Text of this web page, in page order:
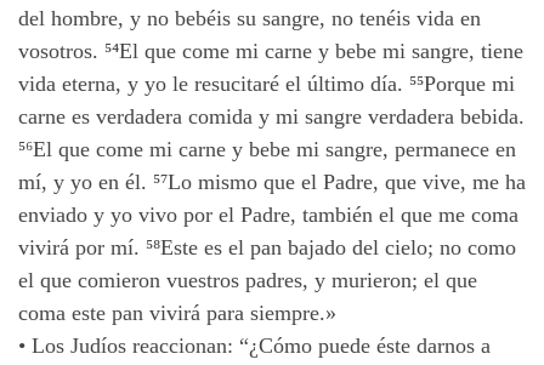
del hombre, y no bebéis su sangre, no tenéis vida en
vosotros. ⁵⁴El que come mi carne y bebe mi sangre, tiene
vida eterna, y yo le resucitaré el último día. ⁵⁵Porque mi
carne es verdadera comida y mi sangre verdadera bebida.
⁵⁶El que come mi carne y bebe mi sangre, permanece en
mí, y yo en él. ⁵⁷Lo mismo que el Padre, que vive, me ha
enviado y yo vivo por el Padre, también el que me coma
vivirá por mí. ⁵⁸Este es el pan bajado del cielo; no como
el que comieron vuestros padres, y murieron; el que
coma este pan vivirá para siempre.»
• Los Judíos reaccionan: “¿Cómo puede éste darnos a